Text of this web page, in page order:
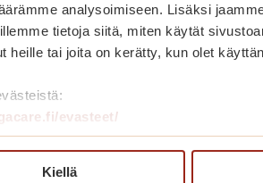
analysoimiseen. Lisäksi
tietoja siitä, miten käytät
heille tai joita on kerätty, kun olet
evasteet/
Kiellä